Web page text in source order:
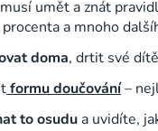
umět a znát
a mnoho
doma, drtit své
formu doučování–
to osudu a uvidíte,